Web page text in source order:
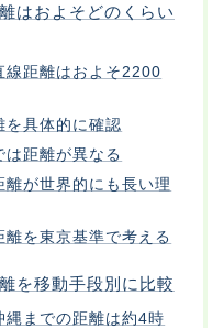
はおよそどのくらい
線距離はおよそ2200
を具体的に確認
は距離が異なる
が世界的にも長い理
を東京基準で考える
を移動手段別に比較
縄までの距離は約4時